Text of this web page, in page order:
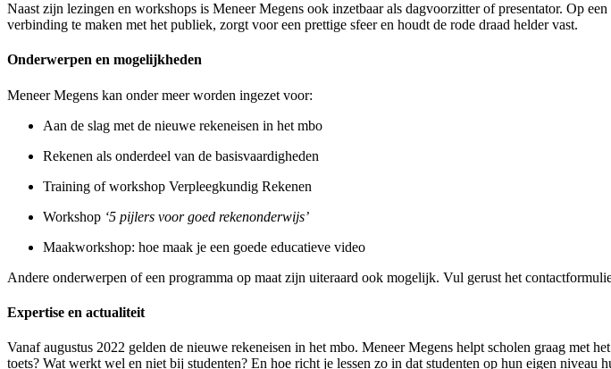
Naast zijn lezingen en workshops is Meneer Megens ook inzetbaar als dagvoorzitter of presentator. Op
verbinding te maken met het publiek, zorgt voor een prettige sfeer en houdt de rode draad helder vast.
Onderwerpen en mogelijkheden
Meneer Megens kan onder meer worden ingezet voor:
Aan de slag met de nieuwe rekeneisen in het mbo
Rekenen als onderdeel van de basisvaardigheden
Training of workshop Verpleegkundig Rekenen
Workshop ‘5 pijlers voor goed rekenonderwijs’
Maakworkshop: hoe maak je een goede educatieve video
Andere onderwerpen of een programma op maat zijn uiteraard ook mogelijk. Vul gerust het
Expertise en actualiteit
Vanaf augustus 2022 gelden de nieuwe rekeneisen in het mbo. Meneer Megens helpt scholen graag met
toets? Wat werkt wel en niet bij studenten? En hoe richt je lessen zo in dat studenten op hun eigen niveau